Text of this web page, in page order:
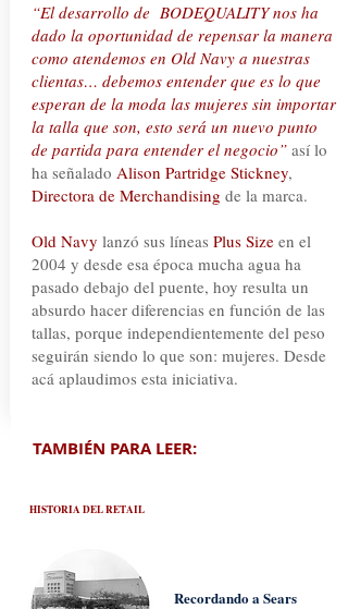
“El desarrollo de BODEQUALITY nos ha
dado la oportunidad de repensar la manera
como atendemos en Old Navy a nuestras
clientas… debemos entender que es lo que
esperan de la moda las mujeres sin importar
la talla que son, esto será un nuevo punto
de partida para entender el negocio” así lo
ha señalado Alison Partridge Stickney,
Directora de Merchandising de la marca.
Old Navy lanzó sus líneas Plus Sizeen el
2004 y desde esa época mucha agua ha
pasado debajo del puente, hoy resulta un
absurdo hacer diferencias en función de las
tallas, porque independientemente del peso
seguirán siendo lo que son: mujeres. Desde
acá aplaudimos esta iniciativa.
TAMBIÉN PARA LEER:
HISTORIA DEL RETAIL
Recordando a Sears